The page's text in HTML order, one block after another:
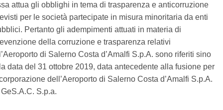
attua gli obblighi in tema di trasparenza e anticorruzione
per le società partecipate in misura minoritaria da enti
Pertanto gli adempimenti attuati in materia di
della corruzione e trasparenza relativi
di Salerno Costa d’Amalfi S.p.A. sono riferiti sino
data del 31 ottobre 2019, data antecedente alla fusione per
dell’Aeroporto di Salerno Costa d’Amalfi S.p.A.
S.p.a.